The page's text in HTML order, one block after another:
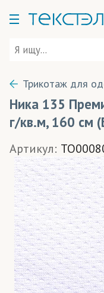
Трикотаж для
Ника 135
г/кв.м, 160 см
Артикул: